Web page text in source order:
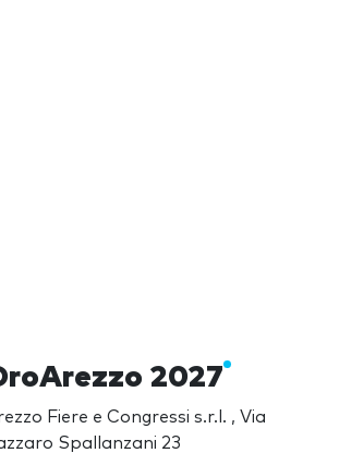
2027
Fiere e Congressi s.r.l. , Via
Spallanzani 23